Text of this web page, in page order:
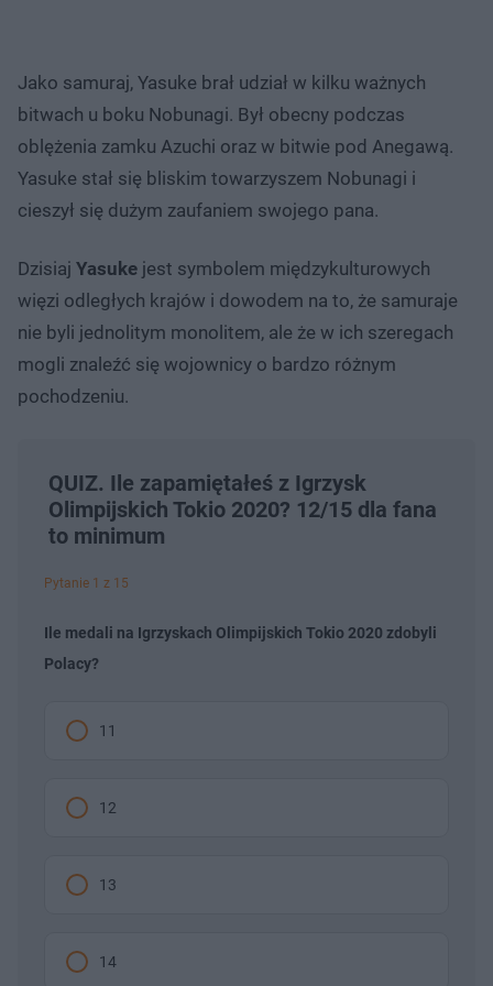
Jako samuraj, Yasuke brał udział w kilku ważnych
bitwach u boku Nobunagi. Był obecny podczas
oblężenia zamku Azuchi oraz w bitwie pod Anegawą.
Yasuke stał się bliskim towarzyszem Nobunagi i
cieszył się dużym zaufaniem swojego pana.
Dzisiaj Yasuke jest symbolem międzykulturowych
więzi odległych krajów i dowodem na to, że samuraje
nie byli jednolitym monolitem, ale że w ich szeregach
mogli znaleźć się wojownicy o bardzo różnym
pochodzeniu.
QUIZ. Ile zapamiętałeś z Igrzysk
Olimpijskich Tokio 2020? 12/15 dla fana
to minimum
Pytanie 1 z 15
Ile medali na Igrzyskach Olimpijskich Tokio 2020 zdobyli
Polacy?
11
12
13
14